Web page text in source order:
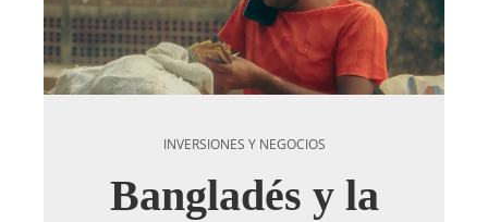
INVERSIONES Y NEGOCIOS
Bangladés y la